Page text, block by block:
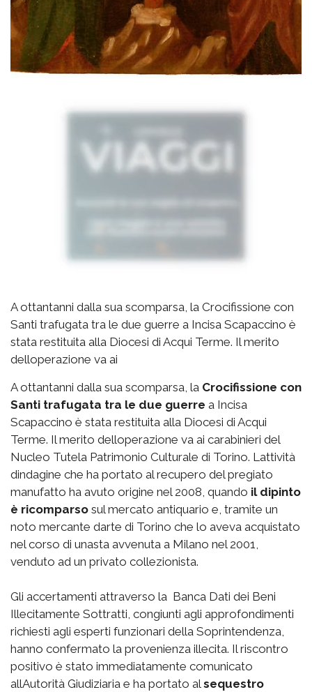
A ottantanni dalla sua scomparsa, la Crocifissione con
Santi trafugata tra le due guerre a Incisa Scapaccino è
stata restituita alla Diocesi di Acqui Terme. Il merito
delloperazione va ai
A ottantanni dalla sua scomparsa, la Crocifissione con
Santi trafugata tra le due guerre a Incisa
Scapaccino è stata restituita alla Diocesi di Acqui
Terme. Il merito delloperazione va ai carabinieri del
Nucleo Tutela Patrimonio Culturale di Torino. Lattività
dindagine che ha portato al recupero del pregiato
manufatto ha avuto origine nel 2008, quando il dipinto
è ricomparso sul mercato antiquario e, tramite un
noto mercante darte di Torino che lo aveva acquistato
nel corso di unasta avvenuta a Milano nel 2001,
venduto ad un privato collezionista.
Gli accertamenti attraverso la Banca Dati dei Beni
Illecitamente Sottratti, congiunti agli approfondimenti
richiesti agli esperti funzionari della Soprintendenza,
hanno confermato la provenienza illecita. Il riscontro
positivo è stato immediatamente comunicato
allAutorità Giudiziaria e ha portato alsequestro